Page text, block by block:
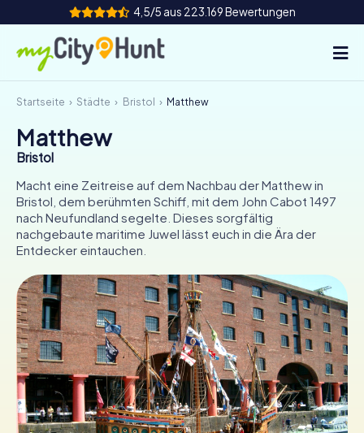
4,5/5 aus 223.169 Bewertungen
So funktioniert's
Städte
Touren
Teamevent
Tickets
INT AT CH
DE
ES
FR UK
IE
IT
NL
Tickets buchen
Startseite Städte Bristol Matthew
Matthew
Bristol
Macht eine Zeitreise auf dem Nachbau der Matthew in
Bristol, dem berühmten Schiff, mit dem John Cabot 1497
nach Neufundland segelte. Dieses sorgfältig
nachgebaute maritime Juwel lässt euch in die Ära der
Entdecker eintauchen.